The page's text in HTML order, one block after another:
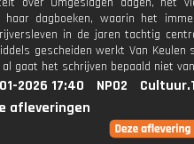
haar dagboeken, waarin het
in de jaren tachtig
gescheiden werkt Van Keulen
al gaat het schrijven bepaald niet
2026 17:40 NPO2
afleveringen